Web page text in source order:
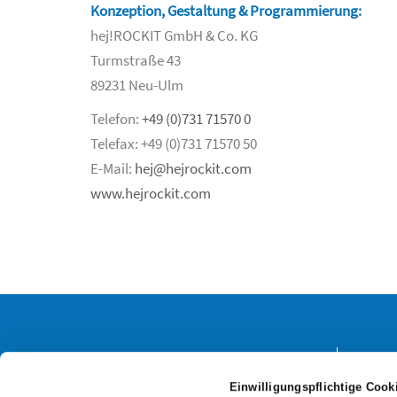
Einwilligungspflichtige
Konzeption, Gestaltung & Programmierung:
hej!ROCKIT GmbH & Co. KG
Turmstraße 43
89231 Neu-Ulm
Telefon:+49 (0)731 71570 0
Telefax: +49 (0)731 71570 50
E-Mail: hej@hejrockit.com
www.hejrockit.com
Hagmann Umzüge GmbH Wie